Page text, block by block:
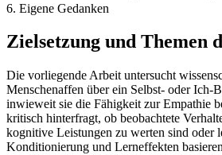
6. Eigene Gedanken
Zielsetzung und Themen
Die vorliegende Arbeit untersucht
Menschenaffen über ein Selbst- oder Ich-
inwieweit sie die Fähigkeit zur Empathie
kritisch hinterfragt, ob beobachtete
kognitive Leistungen zu werten sind oder
Konditionierung und Lerneffekten